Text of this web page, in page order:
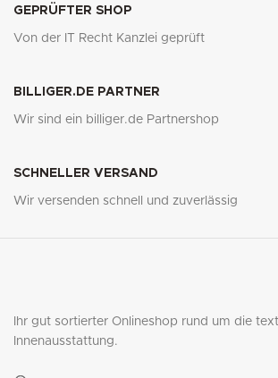
GEPRÜFTER SHOP
Von der IT Recht Kanzlei geprüft
BILLIGER.DE PARTNER
Wir sind ein billiger.de Partnershop
SCHNELLER VERSAND
Wir versenden schnell und zuverlässig
Ihr gut sortierter Onlineshop rund um die
Innenausstattung.